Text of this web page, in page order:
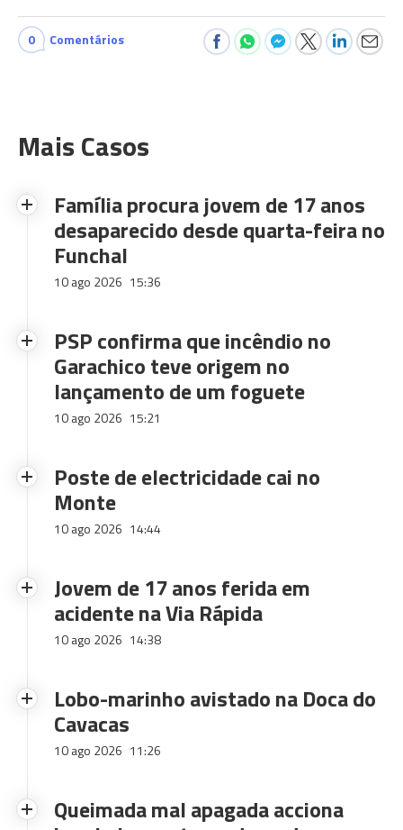
0 Comentários
Mais Casos
Família procura jovem de 17 anos
desaparecido desde quarta-feira no
Funchal
10 ago 2026 15:36
PSP confirma que incêndio no
Garachico teve origem no
lançamento de um foguete
10 ago 2026 15:21
Poste de electricidade cai no
Monte
10 ago 2026 14:44
Jovem de 17 anos ferida em
acidente na Via Rápida
10 ago 2026 14:38
Lobo-marinho avistado na Doca do
Cavacas
10 ago 2026 11:26
Queimada mal apagada acciona